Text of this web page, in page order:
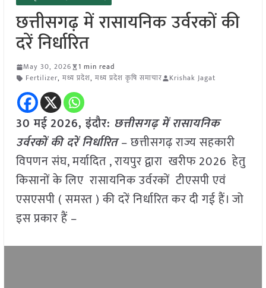
छत्तीसगढ़ में रासायनिक उर्वरकों की
दरें निर्धारित
May 30, 2026
1 min read
Fertilizer, मध्य प्रदेश, मध्य प्रदेश कृषि समाचार Krishak Jagat
30 मई2026, इंदौर: छत्तीसगढ़ में रासायनिक
उर्वरकों की दरें निर्धारित– छत्तीसगढ़ राज्य सहकारी
विपणन संघ, मर्यादित , रायपुर द्वारा खरीफ 2026 हेतु
किसानों के लिए रासायनिक उर्वरकों टीएसपी एवं
एसएसपी ( समस्त ) की दरें निर्धारित कर दी गई हैं। जो
इस प्रकार हैं –